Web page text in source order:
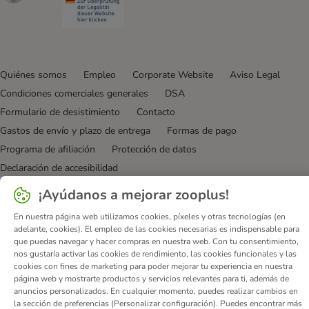
Quiénes somos Empleo Corporate Website
Aviso Legal
Condiciones comerciales generales
DSA
Formulario de desistimiento
Contacto
Gastos de envío y plazo de entrega
Formas de pago
Programa de afiliación
Protección de datos
Declaración de accesibilidad
© zooplus SE2026
¡Ayúdanos a mejorar zooplus!
En nuestra página web utilizamos cookies, píxeles y otras tecnologías (en
adelante, cookies). El empleo de las cookies necesarias es indispensable para
que puedas navegar y hacer compras en nuestra web. Con tu consentimiento,
nos gustaría activar las cookies de rendimiento, las cookies funcionales y las
cookies con fines de marketing para poder mejorar tu experiencia en nuestra
página web y mostrarte productos y servicios relevantes para ti, además de
anuncios personalizados. En cualquier momento, puedes realizar cambios en
la sección de preferencias (Personalizar configuración). Puedes encontrar más